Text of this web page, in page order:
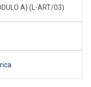
A) (L-ART/03)